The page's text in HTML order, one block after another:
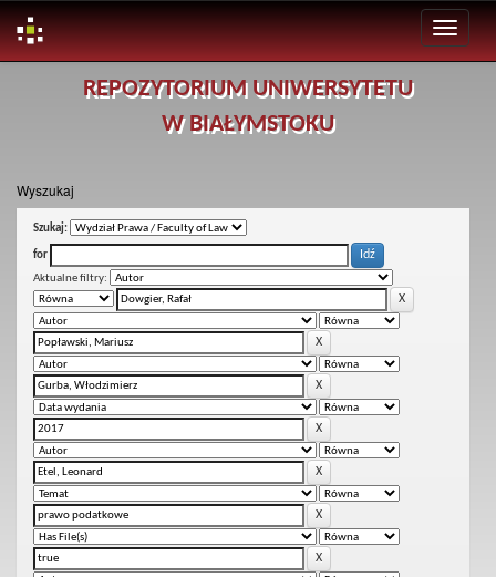
REPOZYTORIUM UNIWERSYTETU
W BIAŁYMSTOKU
Wyszukaj
Szukaj:
for
Aktualne filtry: